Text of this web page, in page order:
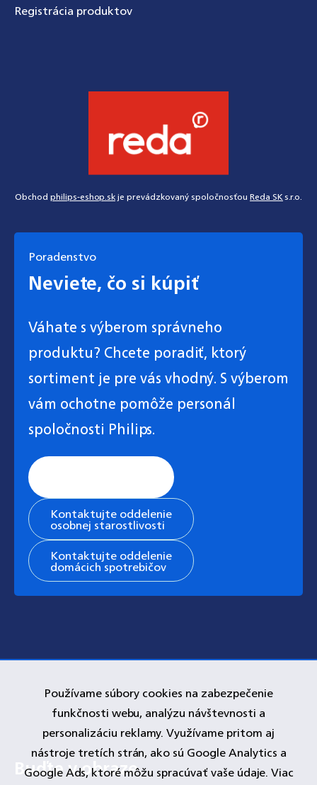
Používame súbory cookies na zabezpečenie
funkčnosti webu, analýzu návštevnosti a
personalizáciu reklamy. Využívame pritom aj
nástroje tretích strán, ako sú Google Analytics a
Google Ads, ktoré môžu spracúvať vaše údaje. Viac
Registrácia produktov
Obchodphilips-eshop.skje prevádzkovaný spoločnosťouReda SKs.r.o.
Poradenstvo
Neviete, čo si kúpiť
Váhate s výberom správneho
produktu? Chcete poradiť, ktorý
sortiment je pre vás vhodný. S výberom
vám ochotne pomôže personál
spoločnosti Philips.
Kontaktujte oddelenie
osobnej starostlivosti
Kontaktujte oddelenie
domácich spotrebičov